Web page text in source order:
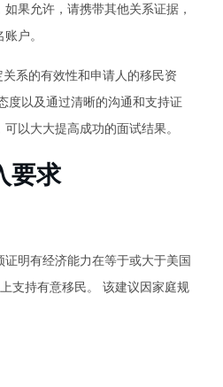
果允许，请携带其他关系证据，
户。
系的有效性和申请人的移民资
度以及通过清晰的沟通和支持证
以大大提高成功的面试结果。
要求
明有经济能力在等于或大于美国
支持有意移民。 该建议因家庭规